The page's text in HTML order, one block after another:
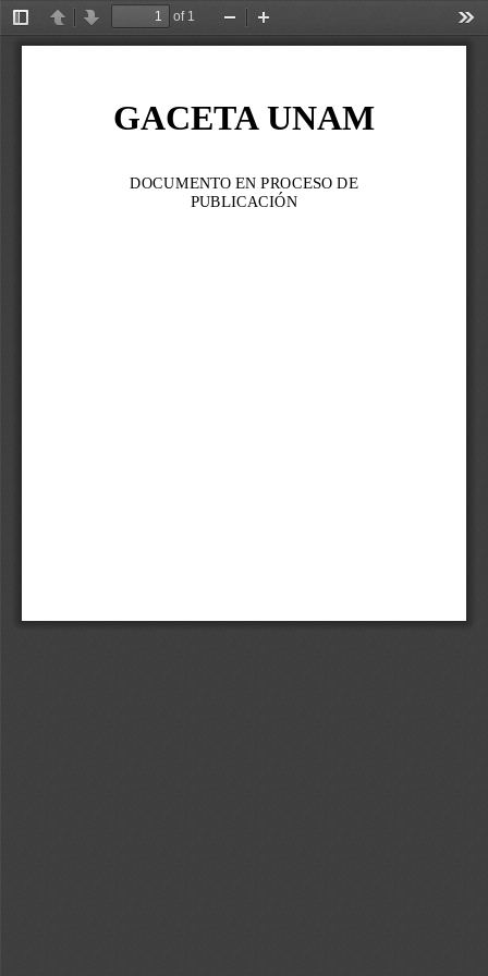
Toggle
Sidebar
PreviousNext
of 1
Zoom
Out
In
GACETA UNAM
DOCUMENTO EN PROCESO DE
PUBLICACIÓN